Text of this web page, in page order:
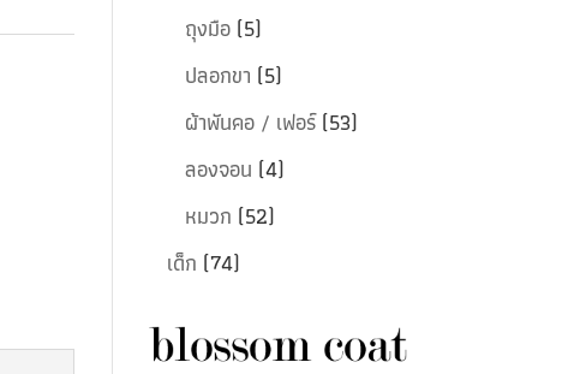
ถุงมือ (5)
ปลอกขา (5)
ผ้าพันคอ / เฟอร์ (53)
ลองจอน (4)
หมวก (52)
เด็ก (74)